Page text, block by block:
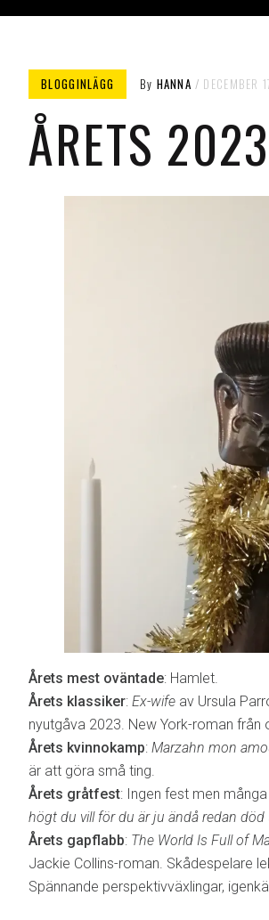
BLOGGINLÄGG By HANNA DECEMBER
ÅRETS 2023
Årets mest oväntade: Hamlet.
Årets klassiker: Ex-wife av Ursula
nyutgåva 2023. New York-roman från
Årets kvinnokamp: Marzahn mon
är att göra små ting.
Årets gråtfest: Ingen fest men
högt du vill för du är ju ändå redan död
Årets gapflabb: The World Is Full of
Jackie Collins-roman. Skådespelare
Spännande perspektivväxlingar,